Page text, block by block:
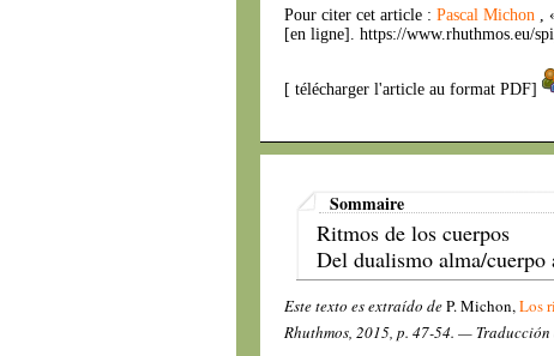
Pour citer cet article : Pascal Michon ,
[en ligne]. https://www.rhuthmos.eu/
[ télécharger l'article au format PDF]
Sommaire
Ritmos de los cuerpos
Del dualismo alma/cuerpo
Este texto es extraído deP. Michon,Los
Rhuthmos, 2015, p. 47-54. —